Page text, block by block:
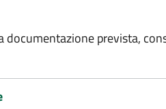
prevista,